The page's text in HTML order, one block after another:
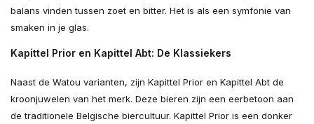
balans vinden tussen zoet en bitter. Het is als een symfonie van
smaken in je glas.
Kapittel Prior en Kapittel Abt: De Klassiekers
Naast de Watou varianten, zijn Kapittel Prior en Kapittel Abt de
kroonjuwelen van het merk. Deze bieren zijn een eerbetoon aan
de traditionele Belgische biercultuur. Kapittel Prior is een donker